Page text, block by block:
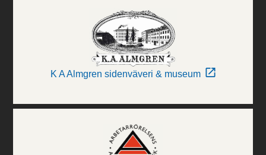
K A Almgren sidenväveri & museum